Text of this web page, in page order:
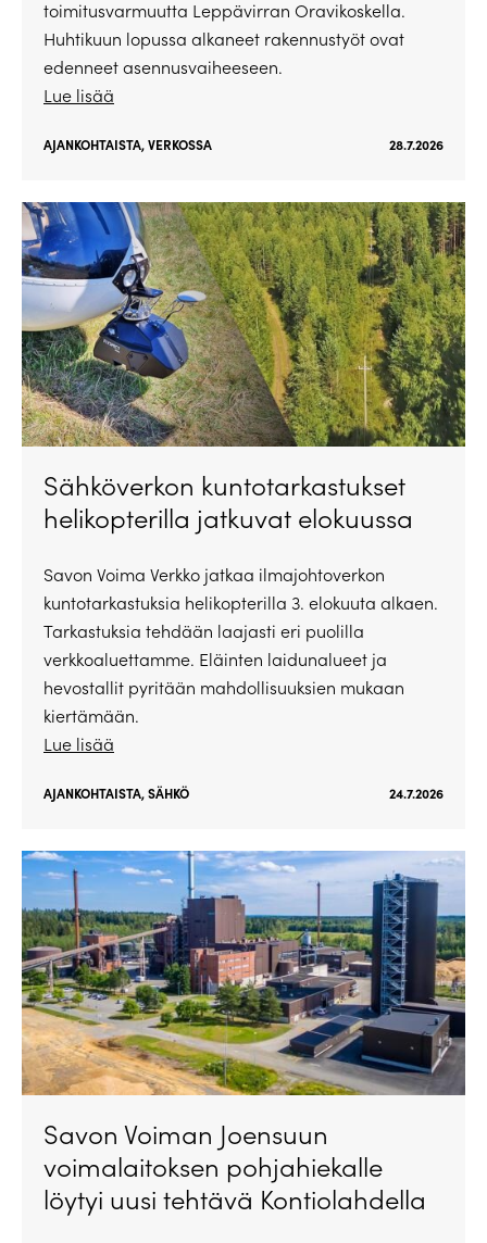
toimitusvarmuutta Leppävirran Oravikoskella.
Huhtikuun lopussa alkaneet rakennustyöt ovat
edenneet asennusvaiheeseen.
Lue lisää
AJANKOHTAISTA,VERKOSSA 28.7.2026
Sähköverkon kuntotarkastukset
helikopterilla jatkuvat elokuussa
Savon Voima Verkko jatkaa ilmajohtoverkon
kuntotarkastuksia helikopterilla 3. elokuuta alkaen.
Tarkastuksia tehdään laajasti eri puolilla
verkkoaluettamme. Eläinten laidunalueet ja
hevostallit pyritään mahdollisuuksien mukaan
kiertämään.
Lue lisää
AJANKOHTAISTA,SÄHKÖ 24.7.2026
Savon Voiman Joensuun
voimalaitoksen pohjahiekalle
löytyi uusi tehtävä Kontiolahdella